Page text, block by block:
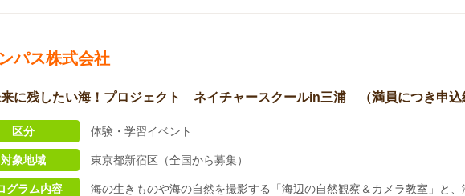
パス株式会社
に残したい海！プロジェクト ネイチャースクールin三浦 （満員につき申込
区分 体験・学習イベント
対象地域 東京都新宿区（全国から募集）
グラム内容
海の生きものや海の自然を撮影する「海辺の自然観察＆カメラ教室」と